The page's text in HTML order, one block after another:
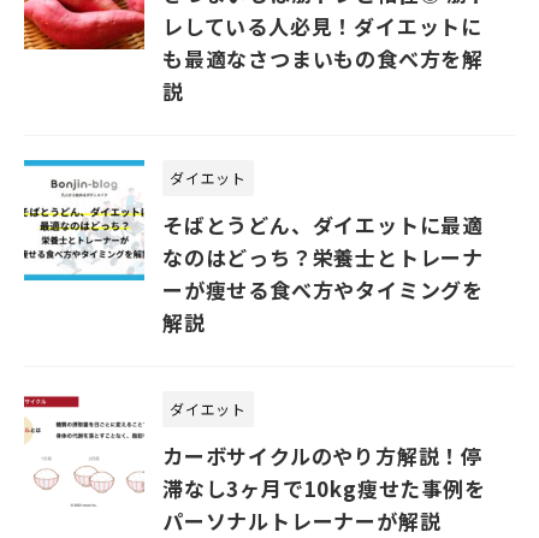
レしている人必見！ダイエットに
も最適なさつまいもの食べ方を解
説
ダイエット
そばとうどん、ダイエットに最適
なのはどっち？栄養士とトレーナ
ーが痩せる食べ方やタイミングを
解説
ダイエット
カーボサイクルのやり方解説！停
滞なし3ヶ月で10kg痩せた事例を
パーソナルトレーナーが解説